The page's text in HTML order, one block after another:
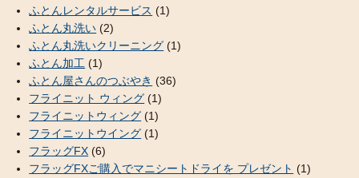
ふとんレンタルサービス (1)
ふとん丸洗い (2)
ふとん丸洗いクリーニング (1)
ふとん加工 (1)
ふとん屋さんのつぶやき (36)
フライニット ウィング (1)
フライニットウィング (1)
フライニットウイング (1)
フラッグFX (6)
フラッグFXご購入でマニシートドライを プレゼント (1)